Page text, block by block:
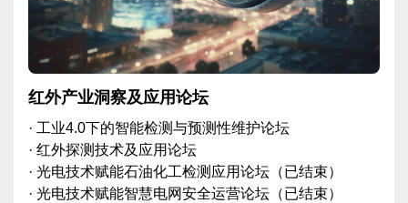
红外产业洞察及应用论坛
· 工业4.0下的智能检测与预测性维护论坛
· 红外探测技术及应用论坛
· 光电技术赋能石油化工检测应用论坛（已结束）
· 光电技术赋能智慧电网安全运营论坛（已结束）